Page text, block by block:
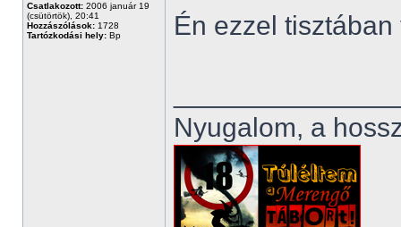
Csatlakozott: 2006 január 19
(csütörtök), 20:41
Hozzászólások: 1728
Tartózkodási hely: Bp Én ezzel
Nyugalom, a